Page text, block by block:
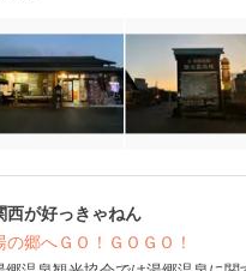
西が好っきゃねん
の郷へＧＯ！ＧＯＧＯ！